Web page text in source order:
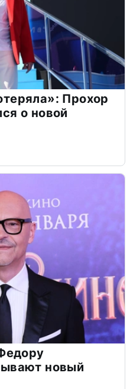
Прохор
о новой
новый